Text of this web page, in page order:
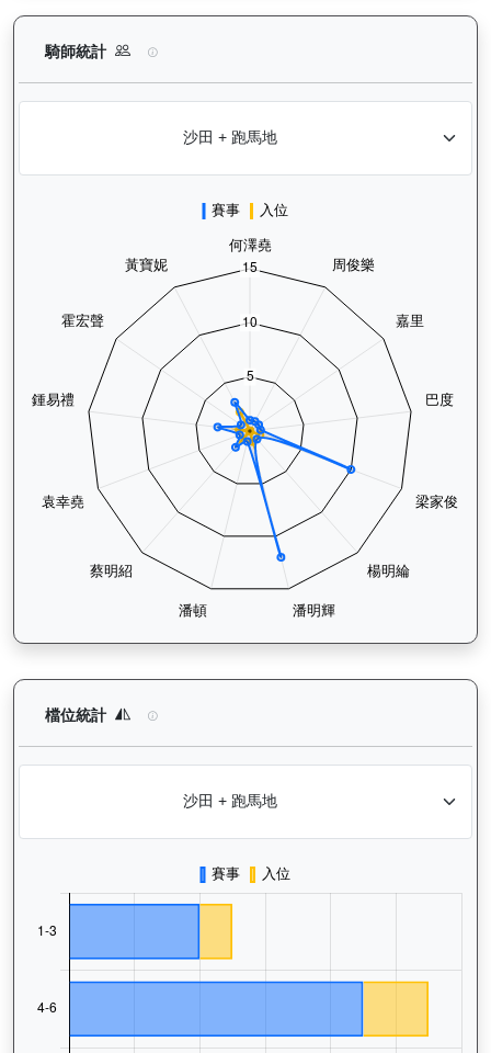
騎師統計 閃耀威龍（G427）— 騎師統計分析：查看各騎
檔位統計 閃耀威龍（G427）— 檔位統計分析：查看馬匹